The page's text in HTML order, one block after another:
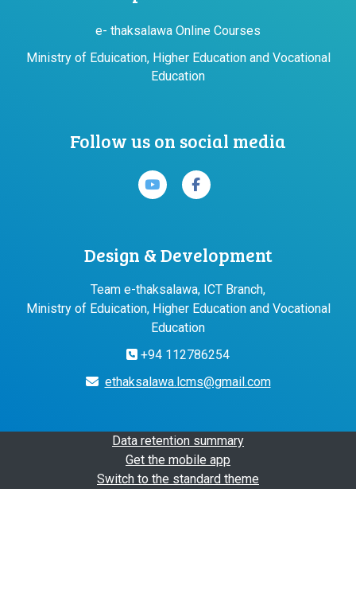
e- thaksalawa Online Courses
Ministry of Eduication, Higher Education and Vocational
Education
Follow us on social media
Design & Development
Team e-thaksalawa, ICT Branch,
Ministry of Eduication, Higher Education and Vocational
Education
+94 112786254
ethaksalawa.lcms@gmail.com
Data retention summary
Get the mobile app
Switch to the standard theme